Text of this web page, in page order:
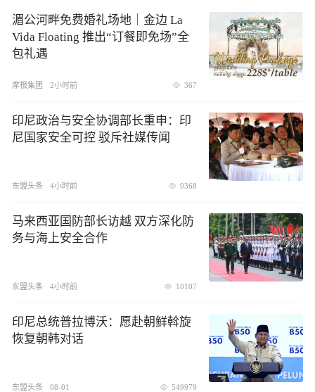
湄公河畔免费婚礼场地｜金边 La
Vida Floating 推出“订餐即免场”全
包礼遇
摩根集团 2小时前 367
印尼政治与安全协调部长重申：印
尼国家安全可控 驳斥社媒传闻
东盟头条 4小时前 9368
​马来西亚国防部长访越 双方深化防
务与海上安全合作
东盟头条 4小时前 10107
印尼总统普拉博沃：愿赴朝鲜斡旋
恢复朝韩对话
东盟头条 08-01 549979